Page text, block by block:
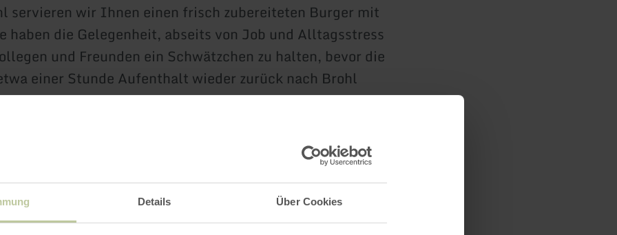
Details Über Cookies
servieren wir Ihnen einen frisch zubereiteten Burger mit
haben die Gelegenheit, abseits von Job und Alltagsstress
und Freunden ein Schwätzchen zu halten, bevor die
einer Stunde Aufenthalt wieder zurück nach Brohl
gegen 20 Uhr eintreffen werden.
beinhaltet die Fahrt im dampfbespannten "Vulkan-
Aperitif, das Abendessen sowie eine Getränkeauswahl.
59,00 EUR
ist erforderlich!